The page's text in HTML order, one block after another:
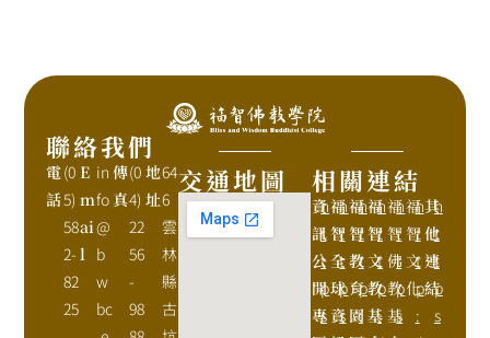
聯絡我們
電
話
(0
5)
58
2-
82
25
E
m
ai
l
in
fo
@
b
w
bc
傳
真
(0
4)
22
56
-
98
地
址
64
6
雲
林
縣
古
交通地圖 相關連結
資
訊
公
開
專
h
t
t
p
s
福
智
全
球
資
h
t
t
p
s
福
智
教
育
園
h
t
t
p
:
福
智
文
教
基
h
t
t
p
:
福
智
佛
教
基
h
t
t
p
s
福
智
文
化
h
t
t
p
:
其
他
連
結
h
t
t
p
s